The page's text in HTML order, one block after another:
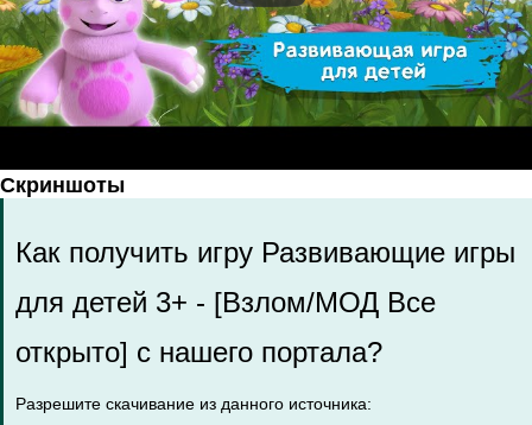
Скриншоты
Как получить игру Развивающие игры
для детей 3+ - [Взлом/МОД Все
открыто] с нашего портала?
Разрешите скачивание из данного источника: